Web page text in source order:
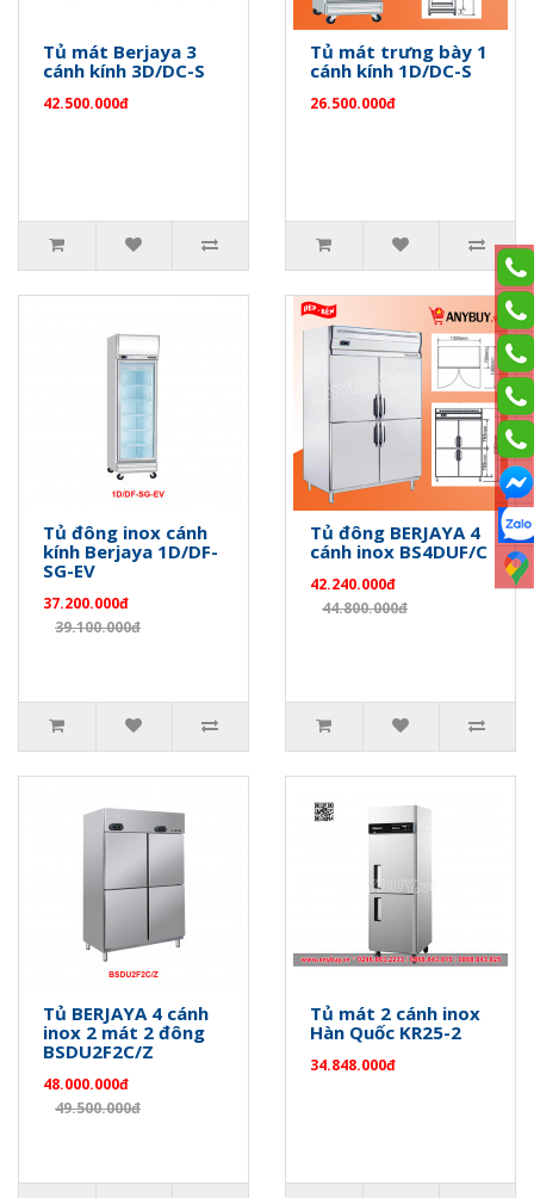
Tủ mát Berjaya 3
cánh kính 3D/DC-S
42.500.000đ
Tủ mát trưng bày 1
cánh kính 1D/DC-S
26.500.000đ
Tủ đông inox cánh
kính Berjaya 1D/DF-
SG-EV
37.200.000đ
39.100.000đ
Tủ đông BERJAYA 4
cánh inox BS4DUF/C
42.240.000đ
44.800.000đ
Tủ BERJAYA 4 cánh
inox 2 mát 2 đông
BSDU2F2C/Z
48.000.000đ
49.500.000đ
Tủ mát 2 cánh inox
Hàn Quốc KR25-2
34.848.000đ